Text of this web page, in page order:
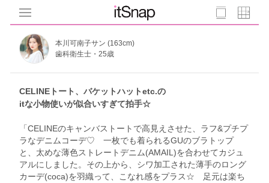
本川可南子サン (163cm)
歯科衛生士・25歳
CELINEトート、バケットハットetc.の
itな小物使いが似合いすぎて拍手☆
「CELINEのキャンバストートで高見えさせた、ラフ&プチプ
ラなデニムコーデ♡ 一枚でも着られるGUのブラトップ
と、太めな薄色ストレートデニム(AMAIL)を合わせてカジュ
アルにしました。その上から、シワ加工された薄手のロング
カーデ(coca)を羽織って、こなれ感をプラス☆ 足元は楽ち